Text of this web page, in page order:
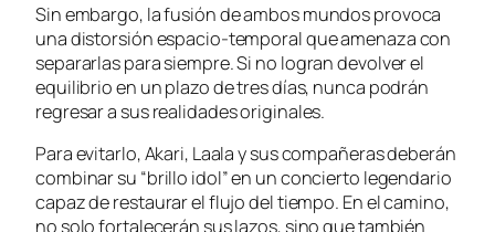
Sin embargo, la fusión de ambos mundos provoca
una distorsión espacio-temporal que amenaza con
separarlas para siempre. Si no logran devolver el
equilibrio en un plazo de tres días, nunca podrán
regresar a sus realidades originales.
Para evitarlo, Akari, Laala y sus compañeras deberán
combinar su “brillo idol” en un concierto legendario
capaz de restaurar el flujo del tiempo. En el camino,
no solo fortalecerán sus lazos, sino que también